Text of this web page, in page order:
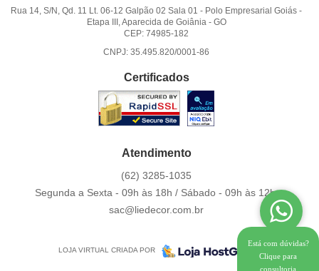
Rua 14, S/N, Qd. 11 Lt. 06-12 Galpão 02 Sala 01 - Polo Empresarial Goiás -
Etapa III, Aparecida de Goiânia- GO
CEP: 74985-182
CNPJ: 35.495.820/0001-86
Certificados
Atendimento
(62) 3285-1035
Segunda a Sexta - 09h às 18h / Sábado - 09h às 12h.
sac@liedecor.com.br
LOJA VIRTUAL CRIADA POR
Está com dúvidas?
Clique para
consultoria